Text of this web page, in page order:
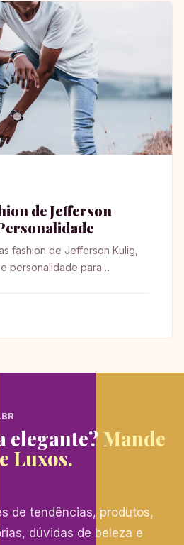
de Jefferson
fashion de Jefferson Kulig,
personalidade para
elegante?Mande
Luxos.
de tendências, produtos,
dúvidas de beleza e